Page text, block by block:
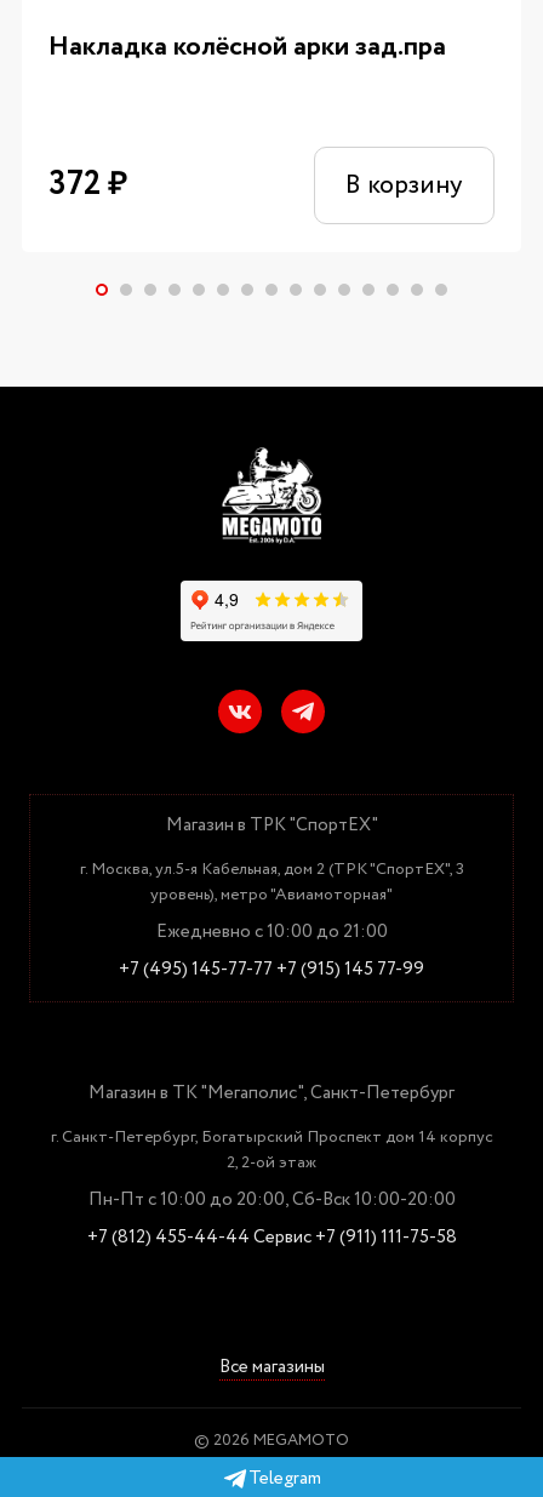
Накладка колёсной арки зад.пра
372₽ В корзину
Магазин в ТРК "СпортЕХ"
г. Москва, ул.5-я Кабельная, дом 2 (ТРК "СпортЕХ", 3
уровень), метро "Авиамоторная"
Ежедневно с 10:00 до 21:00
+7 (495) 145-77-77 +7 (915) 145 77-99
Магазин в ТК "Мегаполис", Санкт-Петербург
г. Санкт-Петербург, Богатырский Проспект дом 14 корпус
2, 2-ой этаж
Пн-Пт с 10:00 до 20:00, Сб-Вск 10:00-20:00
+7 (812) 455-44-44Сервис +7 (911) 111-75-58
Все магазины
© 2026 MEGAMOTO
Пользовательское соглашение
Telegram